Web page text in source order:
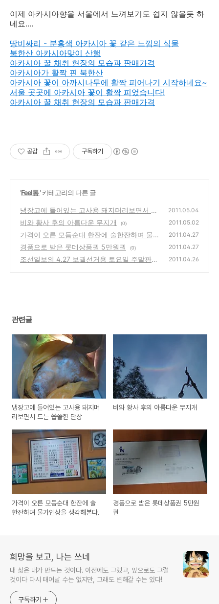
이제 아카시아향을 서울에서 느껴보기도 쉽지 않을듯 하
네요....
땅비싸리 - 분홍색 아카시아 꽃 같은 느낌의 식물
북한산 아카시아맞이 산행
아카시아 꿀 채취 현장의 모습과 판매가격
아카시아가 활짝 핀 북한산
아카시아 꽃이 아까시나무에 활짝 피어나기 시작하네요~
서울 곳곳에 아카시아 꽃이 활짝 피었습니다!
아카시아 꿀 채취 현장의 모습과 판매가격
공감 구독하기
'Feel통' 카테고리의 다른 글
냉장고에 들어있는 고사용 돼지머리보면서 드
는 씁쓸한 단상
(0)
2011.05.04
비와 황사 후의 아름다운 무지개 (0) 2011.05.02
가격이 오른 모듬순대 한잔에 술한잔하며 물가
인상을 생각해본다.
(0)
2011.04.27
경품으로 받은 롯데상품권 5만원권 (0) 2011.04.27
조선일보의 4.27 보궐선거용 토요일 주말판
2011.04.26
관련글
냉장고에 들어있는 고사용 돼지머
리보면서 드는 씁쓸한 단상
비와 황사 후의 아름다운 무지개
가격이 오른 모듬순대 한잔에 술
한잔하며 물가인상을 생각해본다.
경품으로 받은 롯데상품권 5만원
권
희망을 보고, 나는 쓰네
내 삶은 내가 만드는 것이다. 이전에도 그랬고, 앞으로도 그럴
것이다 다시 태어날 수는 없지만, 그래도 변해갈 수는 있다!
구독하기